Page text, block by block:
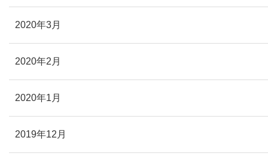
2020年3月
2020年2月
2020年1月
2019年12月